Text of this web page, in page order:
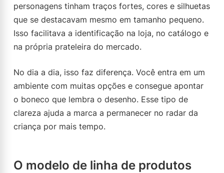
personagens tinham traços fortes, cores e silhuetas
que se destacavam mesmo em tamanho pequeno.
Isso facilitava a identificação na loja, no catálogo e
na própria prateleira do mercado.
No dia a dia, isso faz diferença. Você entra em um
ambiente com muitas opções e consegue apontar
o boneco que lembra o desenho. Esse tipo de
clareza ajuda a marca a permanecer no radar da
criança por mais tempo.
O modelo de linha de produtos